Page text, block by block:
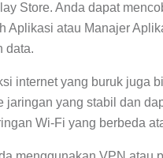
Store. Anda dapat
Aplikasi atau Manajer
data.
internet yang buruk juga
yang stabil dan
Wi-Fi yang berbeda